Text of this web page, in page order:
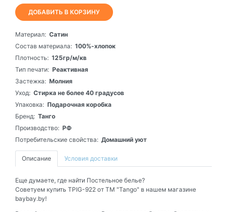
ДОБАВИТЬ В КОРЗИНУ
Материал: Сатин
Состав материала: 100%-хлопок
Плотность: 125гр/м/кв
Тип печати: Реактивная
Застежка: Молния
Уход: Стирка не более 40 градусов
Упаковка: Подарочная коробка
Бренд: Танго
Производство: РФ
Потребительские свойства: Домашний уют
Описание Условия доставки
Еще думаете, где найти Постельное белье?
Советуем купить TPIG-922 от ТМ "Tango" в нашем магазине
baybay.by!